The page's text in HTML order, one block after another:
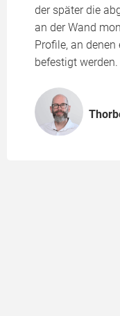
der später die
an der Wand
Profile, an
befestigt werden.